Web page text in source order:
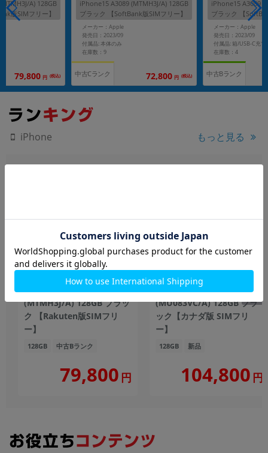
A) 128GB
版SIMフリー】
79,800 円 (税込)
iPhone15 A3089 (MTMH3J/A) 128GB
ブラック 【SoftBank版SIMフリー】
メーカー：Apple
発売日：2023/09
付属品: 本体のみ
在庫数：9
中古Cランク 72,800 円 (税込)
iPhone15 A3089
ブラック 【
メーカー：Apple
発売日：2023/09
在庫数：4
中古Bランク
iPhone もっと見る
iPhone15 A3089
(MTMH3J/A) 128GB ブラッ
ク 【Rakuten版SIMフリ
ー】
128GB 中古Bランク
79,800 円
iPhone15 Plus A3093
(MU083VC/A) 128GB ブラ
ック【カナダ版 SIMフリ
ー】
128GB 新品
104,800 円